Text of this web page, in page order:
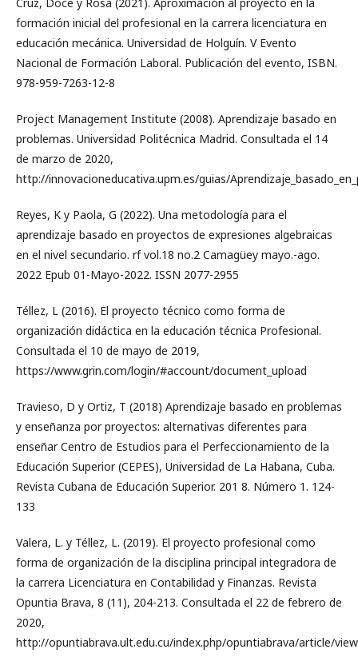
formación inicial del profesional en la carrera licenciatura en
educación mecánica. Universidad de Holguín. V Evento
Nacional de Formación Laboral. Publicación del evento, ISBN.
978-959-7263-12-8
Project Management Institute (2008). Aprendizaje basado en
problemas. Universidad Politécnica Madrid. Consultada el 14
de marzo de 2020,
http://innovacioneducativa.upm.es/guias/
Reyes, K y Paola, G (2022). Una metodología para el
aprendizaje basado en proyectos de expresiones algebraicas
en el nivel secundario. rf vol.18 no.2 Camagüey mayo.-ago.
2022 Epub 01-Mayo-2022. ISSN 2077-2955
Téllez, L (2016). El proyecto técnico como forma de
organización didáctica en la educación técnica Profesional.
Consultada el 10 de mayo de 2019,
https://www.grin.com/login/#account/document_upload
Travieso, D y Ortiz, T (2018) Aprendizaje basado en problemas
y enseñanza por proyectos: alternativas diferentes para
enseñar Centro de Estudios para el Perfeccionamiento de la
Educación Superior (CEPES), Universidad de La Habana, Cuba.
Revista Cubana de Educación Superior. 201 8. Número 1. 124-
133
Valera, L. y Téllez, L. (2019). El proyecto profesional como
forma de organización de la disciplina principal integradora de
la carrera Licenciatura en Contabilidad y Finanzas. Revista
Opuntia Brava, 8 (11), 204-213. Consultada el 22 de febrero de
2020,
http://opuntiabrava.ult.edu.cu/index.php/opuntiabrava/article/